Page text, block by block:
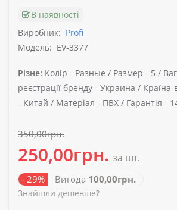
В наявності
Виробник: Profi
Модель: EV-3377
Різне: Колір - Разные / Размер - 5 /
реєстрації бренду - Украина /
- Китай / Матеріал - ПВХ / Гарантія -
350,00грн.
250,00грн. за шт.
- 29% Вигода 100,00грн.
Знайшли дешевше?